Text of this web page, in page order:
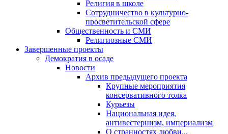
Религия в школе
Сотрудничество в культурно-
просветительской сфере
Общественность и СМИ
Религиозные СМИ
Завершенные проекты
Демократия в осаде
Новости
Архив предыдущего проекта
Крупные мероприятия
консервативного толка
Курьезы
Национальная идея,
антивестернизм, империализм
О странностях любви...